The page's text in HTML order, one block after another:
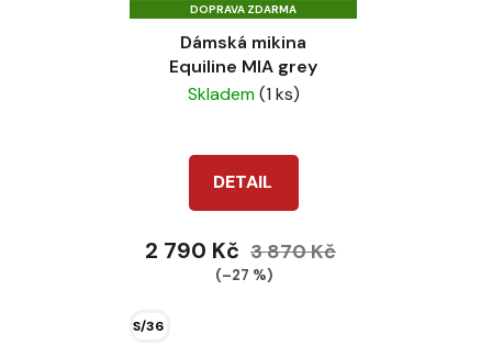
DOPRAVA ZDARMA
Dámská mikina
Equiline MIA grey
Skladem(1 ks)
DETAIL
2 790 Kč 3 870 Kč
(–27 %)
S/36